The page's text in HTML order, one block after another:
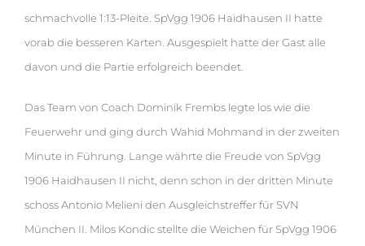
schmachvolle 1:13-Pleite. SpVgg 1906 Haidhausen II hatte
vorab die besseren Karten. Ausgespielt hatte der Gast alle
davon und die Partie erfolgreich beendet.
Das Team von Coach Dominik Frembs legte los wie die
Feuerwehr und ging durch Wahid Mohmand in der zweiten
Minute in Führung. Lange währte die Freude von SpVgg
1906 Haidhausen II nicht, denn schon in der dritten Minute
schoss Antonio Melieni den Ausgleichstreffer für SVN
München II. Milos Kondic stellte die Weichen für SpVgg 1906